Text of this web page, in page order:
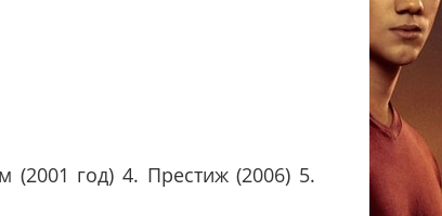
(2001 год) 4. Престиж (2006) 5.